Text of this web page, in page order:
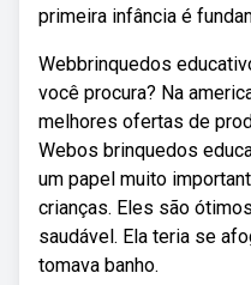
primeira infância é
Webbrinquedos
você procura? Na
melhores ofertas de
Webos brinquedos
um papel muito
crianças. Eles são
saudável. Ela teria se
tomava banho.